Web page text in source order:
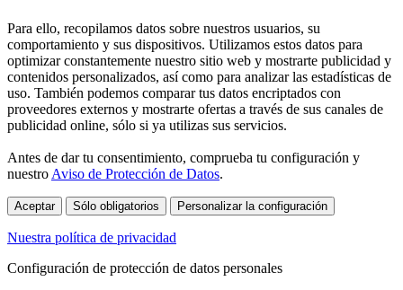
Para ello, recopilamos datos sobre nuestros usuarios, su
comportamiento y sus dispositivos. Utilizamos estos datos para
optimizar constantemente nuestro sitio web y mostrarte publicidad y
contenidos personalizados, así como para analizar las estadísticas de
uso. También podemos comparar tus datos encriptados con
proveedores externos y mostrarte ofertas a través de sus canales de
publicidad online, sólo si ya utilizas sus servicios.
Antes de dar tu consentimiento, comprueba tu configuración y
nuestro Aviso de Protección de Datos.
Aceptar Sólo obligatorios Personalizar la configuración
Nuestra política de privacidad
Configuración de protección de datos personales